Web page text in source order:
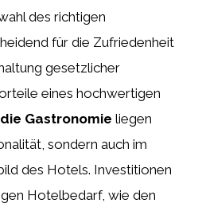
des richtigen
für die Zufriedenheit
gesetzlicher
eines hochwertigen
Gastronomie liegen
sondern auch im
des Hotels. Investitionen
Hotelbedarf, wie den